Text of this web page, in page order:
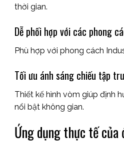
thời gian.
Dễ phối hợp với các phong
Phù hợp với phong cách
Tối ưu ánh sáng chiếu tập
Thiết kế hình vòm giúp định
nổi bật không gian.
Ứng dụng thực tế của